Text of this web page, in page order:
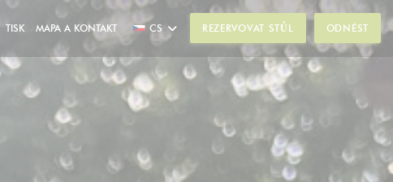
TISK MAPA A KONTAKT CS REZERVOVAT STŮL ODNÉST